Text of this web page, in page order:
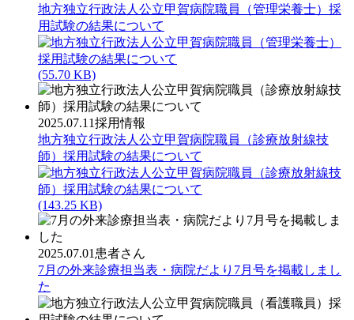
地方独立行政法人公立甲賀病院職員（管理栄養士）採
用試験の結果について
(55.70 KB)
2025.07.11採用情報
地方独立行政法人公立甲賀病院職員（診療放射線技
師）採用試験の結果について
(143.25 KB)
2025.07.01 患者さん
7月の外来診療担当表・病院だより7月号を掲載しまし
た